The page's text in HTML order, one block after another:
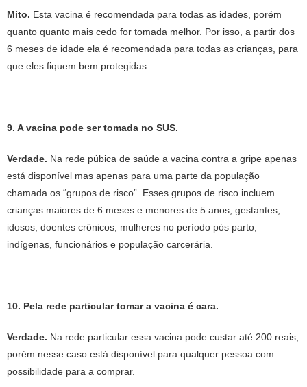
Mito. Esta vacina é recomendada para todas as idades, porém
quanto quanto mais cedo for tomada melhor. Por isso, a partir dos
6 meses de idade ela é recomendada para todas as crianças, para
que eles fiquem bem protegidas.
9. A vacina pode ser tomada no SUS.
Verdade. Na rede púbica de saúde a vacina contra a gripe apenas
está disponível mas apenas para uma parte da população
chamada os “grupos de risco”. Esses grupos de risco incluem
crianças maiores de 6 meses e menores de 5 anos, gestantes,
idosos, doentes crônicos, mulheres no período pós parto,
indígenas, funcionários e população carcerária.
10. Pela rede particular tomar a vacina é cara.
Verdade. Na rede particular essa vacina pode custar até 200 reais,
porém nesse caso está disponível para qualquer pessoa com
possibilidade para a comprar.